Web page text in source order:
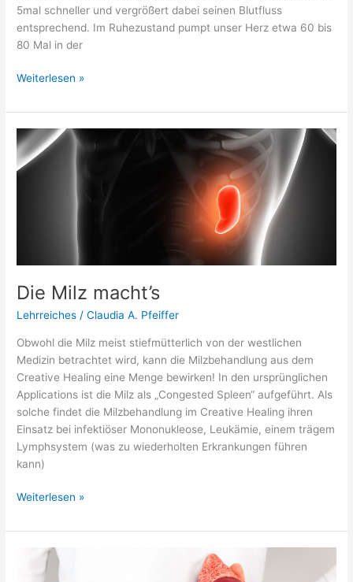
5mal schneller und vergrößert dabei seinen Blutfluss
entsprechend. Im Ruhezustand pumpt unser Herz etwa 60 bis
80 Mal in der
Weiterlesen »
Die Milz macht’s
Lehrreiches /Claudia A. Pfeiffer
Obwohl die Milz meist stiefmütterlich von der westlichen
Medizin betrachtet wird, kann die Milzbehandlung aus dem
Creative Healing eine Menge bewirken! In den ursprünglichen
Applications ist die Milz als „Congested Spleen“ aufgeführt. Als
solche findet die Milzbehandlung im Creative Healing ihren
Einsatz bei infektiöser Mononukleose, Leukämie, einem trägem
Lymphsystem (was zu wiederholten Erkrankungen führen
kann)
Die
Milz
macht’s
Weiterlesen »
Nieren